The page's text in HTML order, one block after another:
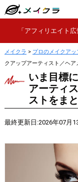
「アフィリエイト
メイクラ > プロのメイクア
クアップアーティスト／ヘ
いま目標
アーティ
ストをま
最終更新日:2026年07月